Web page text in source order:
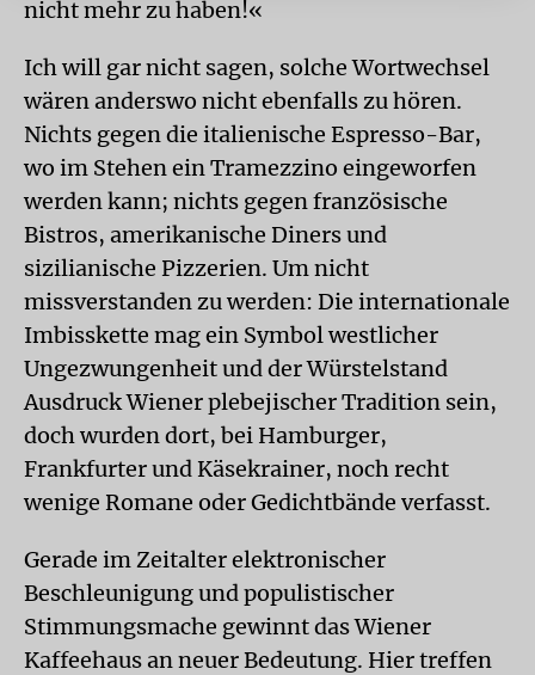
nicht mehr zu haben!«
Ich will gar nicht sagen, solche Wortwechsel
wären anderswo nicht ebenfalls zu hören.
Nichts gegen die italienische Espresso-Bar,
wo im Stehen ein Tramezzino eingeworfen
werden kann; nichts gegen französische
Bistros, amerikanische Diners und
sizilianische Pizzerien. Um nicht
missverstanden zu werden: Die internationale
Imbisskette mag ein Symbol westlicher
Ungezwungenheit und der Würstelstand
Ausdruck Wiener plebejischer Tradition sein,
doch wurden dort, bei Hamburger,
Frankfurter und Käsekrainer, noch recht
wenige Romane oder Gedichtbände verfasst.
Gerade im Zeitalter elektronischer
Beschleunigung und populistischer
Stimmungsmache gewinnt das Wiener
Kaffeehaus an neuer Bedeutung. Hier treffen